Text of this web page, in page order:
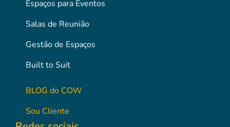
Espaços para Eventos
Salas de Reunião
Gestão de Espaços
Built to Suit
BLOG do COW
Sou Cliente